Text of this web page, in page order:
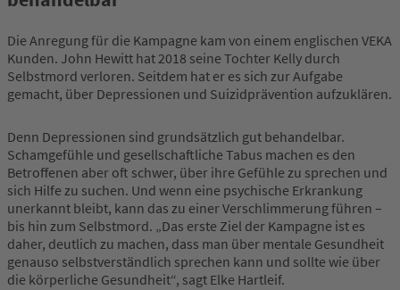
Die Anregung für die Kampagne kam von einem englischen VEKA
Kunden. John Hewitt hat 2018 seine Tochter Kelly durch
Selbstmord verloren. Seitdem hat er es sich zur Aufgabe
gemacht, über Depressionen und Suizidprävention aufzuklären.
Denn Depressionen sind grundsätzlich gut behandelbar.
Schamgefühle und gesellschaftliche Tabus machen es den
Betroffenen aber oft schwer, über ihre Gefühle zu sprechen und
sich Hilfe zu suchen. Und wenn eine psychische Erkrankung
unerkannt bleibt, kann das zu einer Verschlimmerung führen –
bis hin zum Selbstmord. „Das erste Ziel der Kampagne ist es
daher, deutlich zu machen, dass man über mentale Gesundheit
genauso selbstverständlich sprechen kann und sollte wie über
die körperliche Gesundheit“, sagt Elke Hartleif.